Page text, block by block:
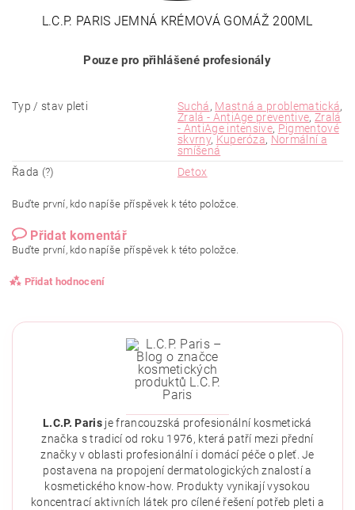
L.C.P. PARIS JEMNÁ KRÉMOVÁ GOMÁŽ 200ML
Pouze pro přihlášené profesionály
Typ / stav pleti Suchá, Mastná a problematická,
Zralá - AntiAge preventive, Zralá
- AntiAge intensive, Pigmentové
skvrny, Kuperóza, Normální a
smíšená
Řada (?)
Detox
Buďte první, kdo napíše příspěvek k této položce.
Přidat komentář
Buďte první, kdo napíše příspěvek k této položce.
Přidat hodnocení
L.C.P. Paris je francouzská profesionální kosmetická
značka s tradicí od roku 1976, která patří mezi přední
značky v oblasti profesionální i domácí péče o pleť. Je
postavena na propojení dermatologických znalostí a
kosmetického know-how. Produkty vynikají vysokou
koncentrací aktivních látek pro cílené řešení potřeb pleti a